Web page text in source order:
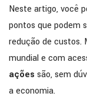
Neste artigo, você
pontos que podem
redução de custos.
mundial e com
ações são, sem
a economia.